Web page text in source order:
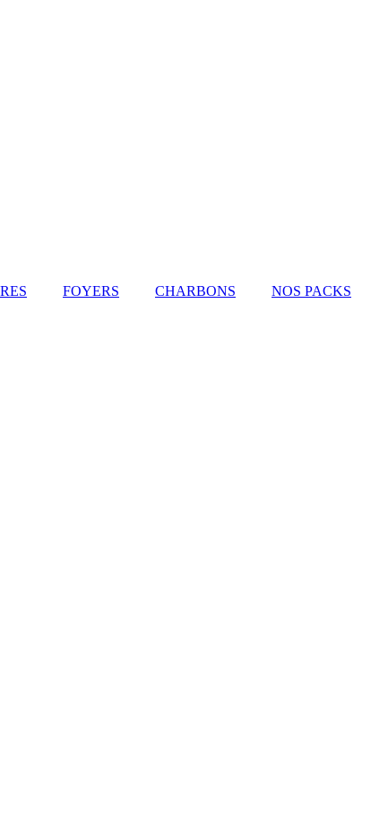
FOYERS CHARBONS
NOS PACKS